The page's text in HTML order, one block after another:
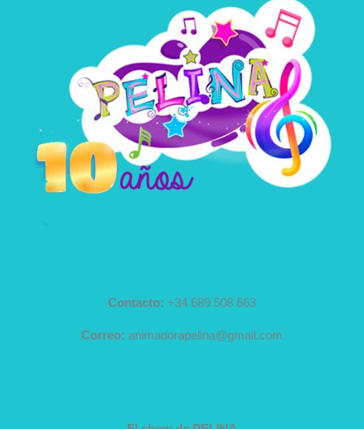
Contacto: +34 689 508 663
Correo: animadorapelina@gmail.com